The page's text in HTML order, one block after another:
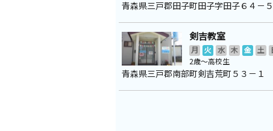
青森県三戸郡田子町田子字田子６４－５
剣吉教室
月 火 水 木 金 土
2歳～高校生
青森県三戸郡南部町剣吉荒町５３－１